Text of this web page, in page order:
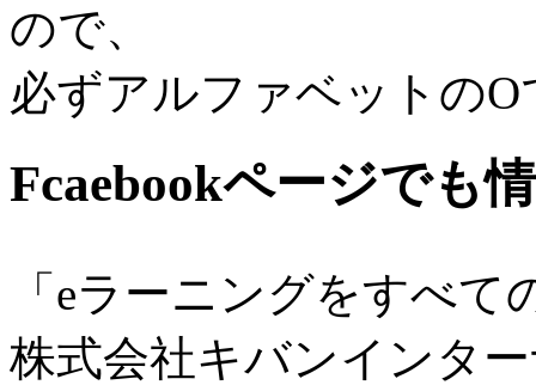
ので、
必ずアルファベットの
Fcaebookページでも
「eラーニングをすべて
株式会社キバンインタ